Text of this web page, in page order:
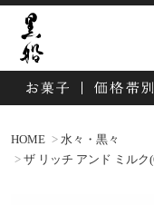
HOME
水々・黒々
ザ リッチ アンド ミル